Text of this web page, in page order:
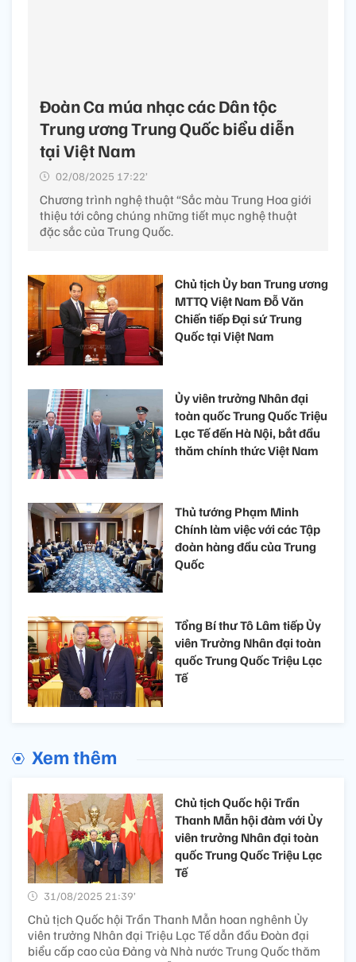
Đoàn Ca múa nhạc các Dân tộc
Trung ương Trung Quốc biểu diễn
tại Việt Nam
02/08/2025 17:22’
Chương trình nghệ thuật “Sắc màu Trung Hoa giới
thiệu tới công chúng những tiết mục nghệ thuật
đặc sắc của Trung Quốc.
Chủ tịch Ủy ban Trung ương
MTTQ Việt Nam Đỗ Văn
Chiến tiếp Đại sứ Trung
Quốc tại Việt Nam
Ủy viên trưởng Nhân đại
toàn quốc Trung Quốc Triệu
Lạc Tế đến Hà Nội, bắt đầu
thăm chính thức Việt Nam
Thủ tướng Phạm Minh
Chính làm việc với các Tập
đoàn hàng đầu của Trung
Quốc
Tổng Bí thư Tô Lâm tiếp Ủy
viên Trưởng Nhân đại toàn
quốc Trung Quốc Triệu Lạc
Tế
Xem thêm
Chủ tịch Quốc hội Trần
Thanh Mẫn hội đàm với Ủy
viên trưởng Nhân đại toàn
quốc Trung Quốc Triệu Lạc
Tế
31/08/2025 21:39’
Chủ tịch Quốc hội Trần Thanh Mẫn hoan nghênh Ủy
viên trưởng Nhân đại Triệu Lạc Tế dẫn đầu Đoàn đại
biểu cấp cao của Đảng và Nhà nước Trung Quốc thăm